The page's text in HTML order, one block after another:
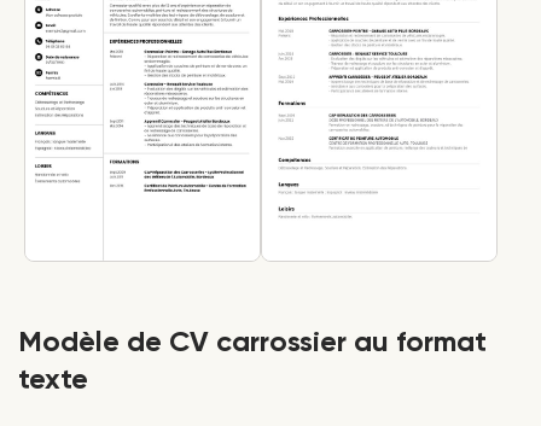
Modèle de CV carrossier au format
texte